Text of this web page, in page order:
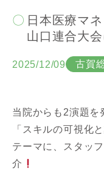
日本医療マ
山口連合大
2025/12/09 古賀
当院からも2演題を
「スキルの可視化
テーマに、スタッ
介